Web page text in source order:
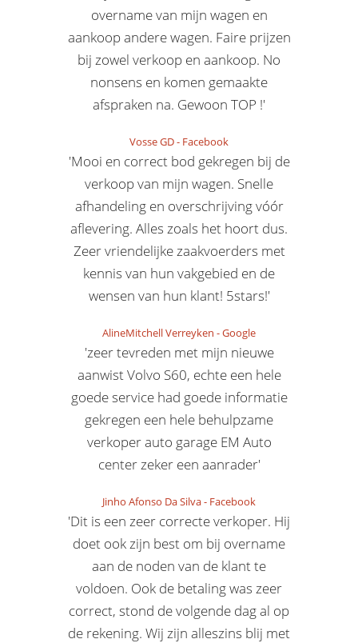
overname van mijn wagen en
aankoop andere wagen. Faire prijzen
bij zowel verkoop en aankoop. No
nonsens en komen gemaakte
afspraken na. Gewoon TOP !'
Vosse GD- Facebook
'Mooi en correct bod gekregen bij de
verkoop van mijn wagen. Snelle
afhandeling en overschrijving vóór
aflevering. Alles zoals het hoort dus.
Zeer vriendelijke zaakvoerders met
kennis van hun vakgebied en de
wensen van hun klant! 5stars!'
AlineMitchell Verreyken -Google
'zeer tevreden met mijn nieuwe
aanwist Volvo S60, echte een hele
goede service had goede informatie
gekregen een hele behulpzame
verkoper auto garage EM Auto
center zeker een aanrader'
Jinho Afonso Da Silva- Facebook
'Dit is een zeer correcte verkoper. Hij
doet ook zijn best om bij overname
aan de noden van de klant te
voldoen. Ook de betaling was zeer
correct, stond de volgende dag al op
de rekening. Wij zijn alleszins blij met